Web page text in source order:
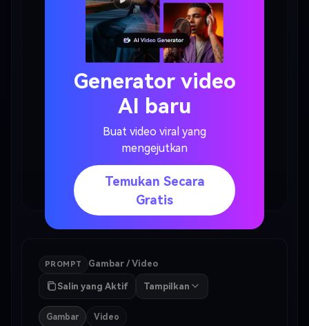
PROMPT Gambar / Video
Salin yang Aktif Tampilkan
Gambar Video
Generator video
AI baru
Buat video viral yang
mengejutkan
Temukan Secara
Gratis